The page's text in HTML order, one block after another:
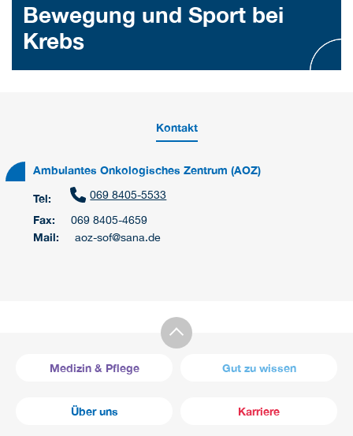
Bewegung und Sport bei
Krebs
Kontakt
Ambulantes Onkologisches Zentrum (AOZ)
Tel: 069 8405-5533
Fax: 069 8405-4659
Mail: aoz-sof@sana.de
Medizin & Pflege Gut zu wissen
Über uns Karriere